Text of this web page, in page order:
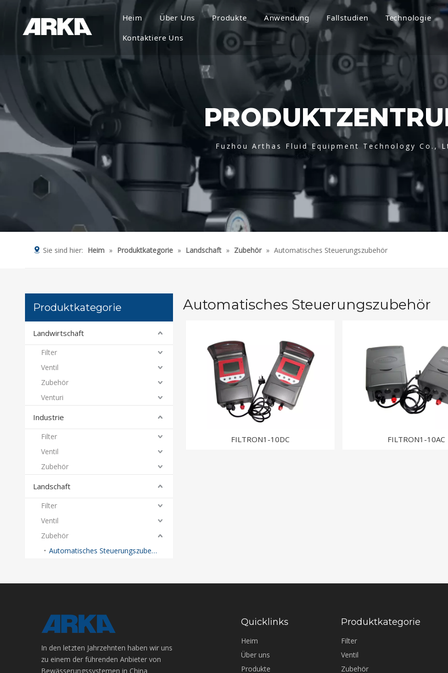
Heim Über Uns Produkte Anwendung Fallstudien Technologie
Kontaktiere Uns
Fuzhou Arthas Fluid Equipment Technology Co.,
Sie sind hier: Heim » Produktkategorie » Landschaft » Zubehör » Automatisches Steuerungszubehör
Produktkategorie
Landwirtschaft
Filter
Ventil
Zubehör
Venturi
Industrie
Filter
Ventil
Zubehör
Landschaft
Filter
Ventil
Zubehör
Automatisches Steuerungszubehör
Automatisches Steuerungszubehör
FILTRON1-10DC FILTRON1-10AC
In den letzten Jahrzehnten haben wir uns
zu einem der führenden Anbieter von
Bewässerungssystemen in China
Quicklinks
Heim
Über uns
Produkte
Produktkategorie
Filter
Ventil
Zubehör